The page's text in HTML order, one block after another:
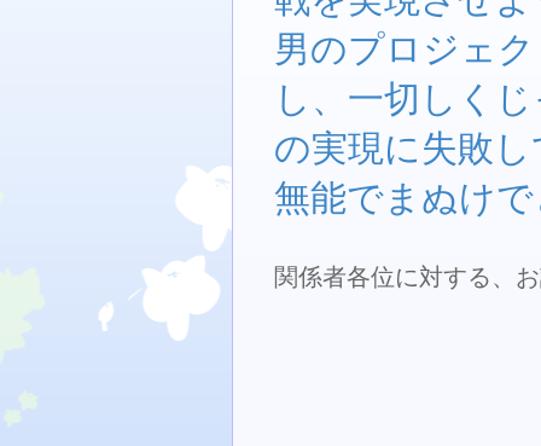
男のプロジェ
し、一切しく
の実現に失敗
無能でまぬけ
関係者各位に対する、